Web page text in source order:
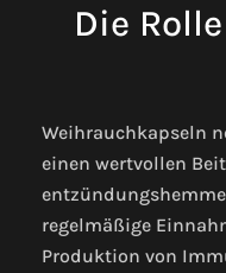
Die
Weihrauchkapseln
einen wertvollen
regelmäßige
Produktion von